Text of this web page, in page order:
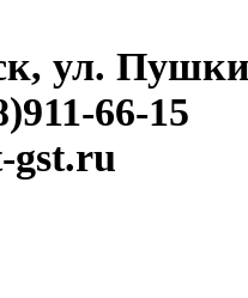
ул.
66-15
gst.ru